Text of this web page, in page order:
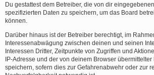
Du gestattest dem Betreiber, die von dir
spezifizierten Daten zu speichern, um das Board
können.
Darüber hinaus ist der Betreiber berechtigt, im
Interessenabwägung zwischen deinen und seinen
Interessen Dritter, Zeitpunkte von Zugriffen und
IP-Adresse und der von deinem Browser
speichern, sofern dies zur Gefahrenabwehr oder zur